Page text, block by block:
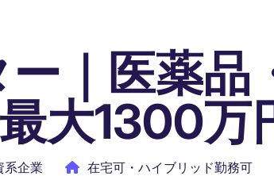
｜医薬品
大1300万
系企業 在宅可・ハイブリッド勤務可